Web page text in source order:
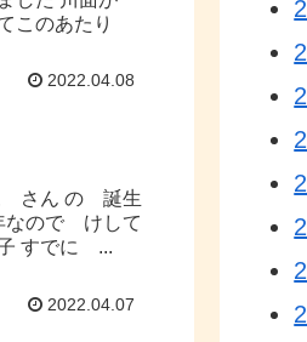
このあたり
2022.04.08
さん の 誕生
なので けして
すでに ...
2022.04.07